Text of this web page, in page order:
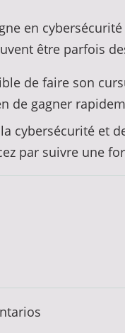
en
être parfois
de faire son
de gagner
cybersécurité et
par suivre une